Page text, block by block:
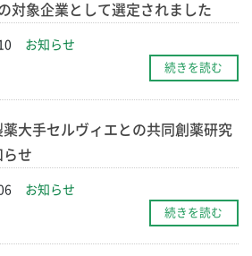
対象企業として選定されました
お知らせ
続きを読む
薬大手セルヴィエとの共同創薬研究
らせ
お知らせ
続きを読む